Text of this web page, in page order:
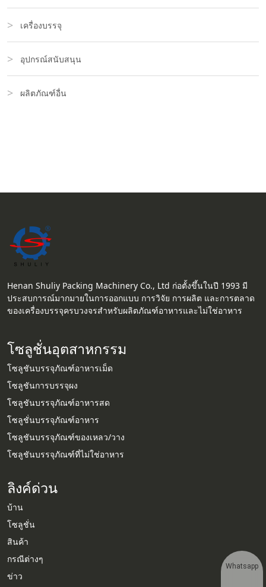
เครื่องบรรจุ
อุปกรณ์สนับสนุน
ผลิตภัณฑ์อื่น
Henan Shuliy Packing Machinery Co., Ltd ก่อตั้งขึ้นในปี 1993 มี
ประสบการณ์มากมายในการออกแบบ การวิจัย การผลิต และการตลาด
ของเครื่องบรรจุครบวงจรสำหรับผลิตภัณฑ์อาหารและไม่ใช่อาหาร
โซลูชั่นอุตสาหกรรม
โซลูชันบรรจุภัณฑ์อาหารเม็ด
โซลูชันการบรรจุผง
โซลูชันบรรจุภัณฑ์อาหารสด
โซลูชั่นบรรจุภัณฑ์อาหาร
โซลูชันบรรจุภัณฑ์ของเหลว/วาง
โซลูชันบรรจุภัณฑ์ที่ไม่ใช่อาหาร
ลิงค์ด่วน
บ้าน
โซลูชั่น
สินค้า
กรณีต่างๆ
ข่าว
Whatsapp